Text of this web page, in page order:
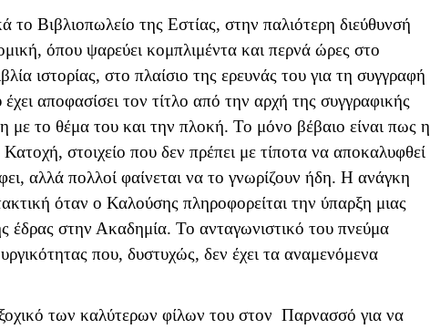
το Βιβλιοπωλείο της Εστίας, στην παλιότερη διεύθυνσή
όπου ψαρεύει κομπλιμέντα και περνά ώρες στο
ιστορίας, στο πλαίσιο της ερευνάς του για τη συγγραφή
αποφασίσει τον τίτλο από την αρχή της συγγραφικής
με το θέμα του και την πλοκή. Το μόνο βέβαιο είναι πως η
στοιχείο που δεν πρέπει με τίποτα να αποκαλυφθεί
αλλά πολλοί φαίνεται να το γνωρίζουν ήδη. Η ανάγκη
όταν ο Καλούσης πληροφορείται την ύπαρξη μιας
έδρας στην Ακαδημία. Το ανταγωνιστικό του πνεύμα
που, δυστυχώς, δεν έχει τα αναμενόμενα
των καλύτερων φίλων του στον Παρνασσό για να